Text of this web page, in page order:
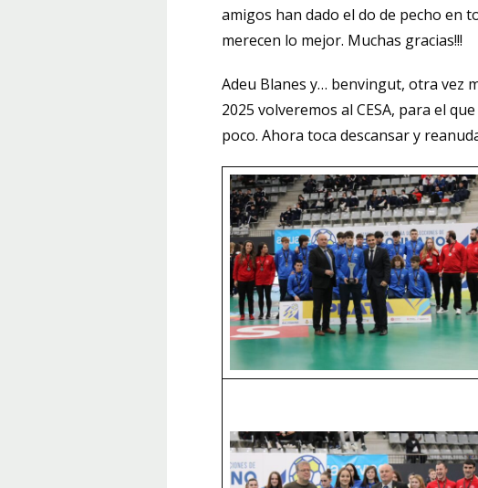
amigos han dado el do de pecho en
merecen lo mejor. Muchas gracias!!!
Adeu Blanes y… benvingut, otra vez
2025 volveremos al CESA, para el
poco. Ahora toca descansar y